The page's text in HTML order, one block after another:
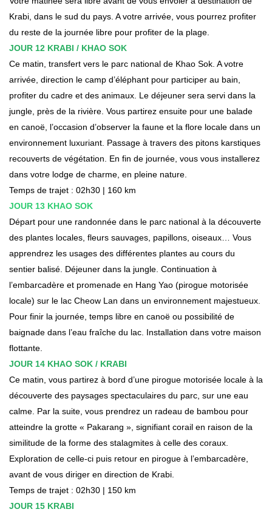
Krabi, dans le sud du pays. A votre arrivée, vous pourrez profiter
du reste de la journée libre pour profiter de la plage.
JOUR 12 KRABI / KHAO SOK
Ce matin, transfert vers le parc national de Khao Sok. A votre
arrivée, direction le camp d’éléphant pour participer au bain,
profiter du cadre et des animaux. Le déjeuner sera servi dans la
jungle, près de la rivière. Vous partirez ensuite pour une balade
en canoë, l’occasion d’observer la faune et la flore locale dans un
environnement luxuriant. Passage à travers des pitons karstiques
recouverts de végétation. En fin de journée, vous vous installerez
dans votre lodge de charme, en pleine nature.
Temps de trajet : 02h30 | 160 km
JOUR 13 KHAO SOK
Départ pour une randonnée dans le parc national à la découverte
des plantes locales, fleurs sauvages, papillons, oiseaux… Vous
apprendrez les usages des différentes plantes au cours du
sentier balisé. Déjeuner dans la jungle. Continuation à
l’embarcadère et promenade en Hang Yao (pirogue motorisée
locale) sur le lac Cheow Lan dans un environnement majestueux.
Pour finir la journée, temps libre en canoë ou possibilité de
baignade dans l’eau fraîche du lac. Installation dans votre maison
flottante.
JOUR 14 KHAO SOK / KRABI
Ce matin, vous partirez à bord d’une pirogue motorisée locale à la
découverte des paysages spectaculaires du parc, sur une eau
calme. Par la suite, vous prendrez un radeau de bambou pour
atteindre la grotte « Pakarang », signifiant corail en raison de la
similitude de la forme des stalagmites à celle des coraux.
Exploration de celle-ci puis retour en pirogue à l’embarcadère,
avant de vous diriger en direction de Krabi.
Temps de trajet : 02h30 | 150 km
JOUR 15 KRABI